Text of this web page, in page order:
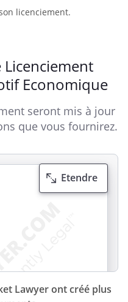
licenciement.
Economique
seront mis à jour
que vous fournirez.
Lawyer ont créé plus
Etendre